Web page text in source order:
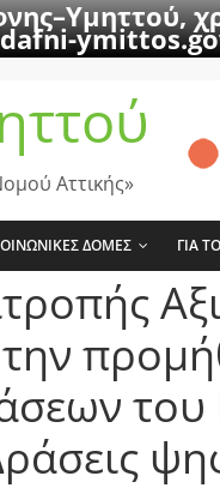
Αττικής»
ΔΟΜΕΣ ΓΙΑ